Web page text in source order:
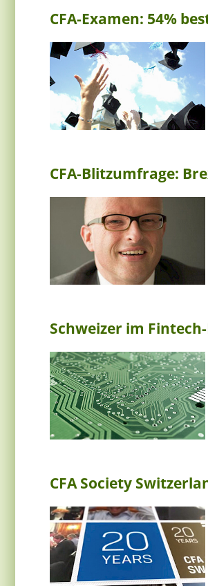
CFA-Examen: 54%
CFA-Blitzumfrage:
Schweizer im
CFA Society